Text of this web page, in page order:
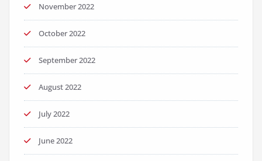
November 2022
October 2022
September 2022
August 2022
July 2022
June 2022